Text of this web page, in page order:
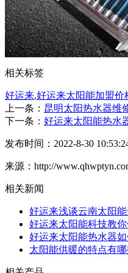
相关标签
好运来,好运来太阳能加盟价
上一条： 昆明太阳热水器维
下一条： 好运来太阳能热水
发布时间：2022-8-30
来源：http://
相关新闻
好运来浅谈云南太阳
好运来太阳能科技教
好运来太阳能热水器
太阳能供暖的特点有哪